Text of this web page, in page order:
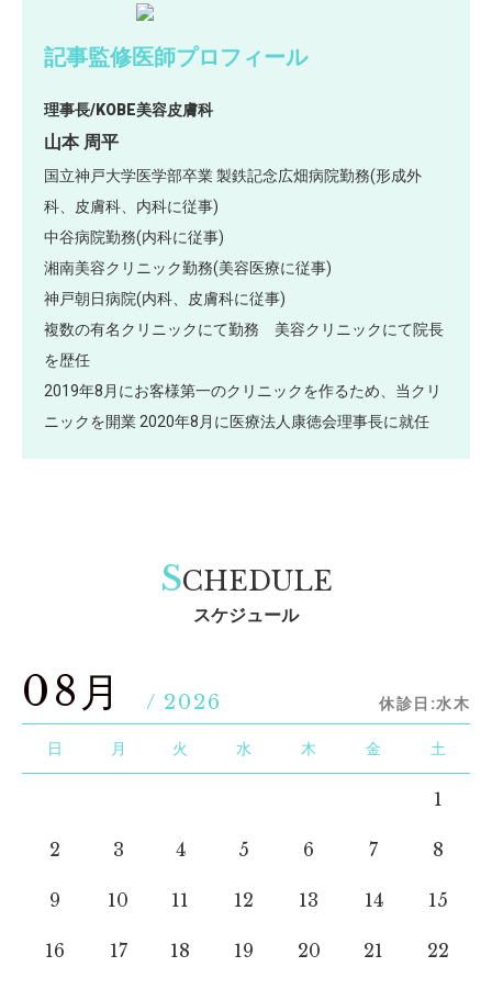
記事監修医師プロフィール
理事長/KOBE美容皮膚科
山本 周平
国立神戸大学医学部卒業 製鉄記念広畑病院勤務(形成外
科、皮膚科、内科に従事)
中谷病院勤務(内科に従事)
湘南美容クリニック勤務(美容医療に従事)
神戸朝日病院(内科、皮膚科に従事)
複数の有名クリニックにて勤務 美容クリニックにて院長
を歴任
2019年8月にお客様第一のクリニックを作るため、当クリ
ニックを開業 2020年8月に医療法人康徳会理事長に就任
SCHEDULE
スケジュール
08月 / 2026 休診日:水木
日 月 火 水 木 金 土
1
2 3 4 5 6 7 8
9 10 11 12 13 14 15
16 17 18 19 20 21 22